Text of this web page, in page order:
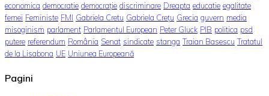
economica democratie democrație discriminare Dreapta educatie egalitate
femei Feministe FMI Gabriela Cretu Gabriela Crețu Grecia guvern media
misoginism parlament Parlamentul European Peter Gluck PIB politica psd
putere referendum România Senat sindicate stanga Traian Basescu Tratatul
de la Lisabona UE Uniunea Europeană
Pagini